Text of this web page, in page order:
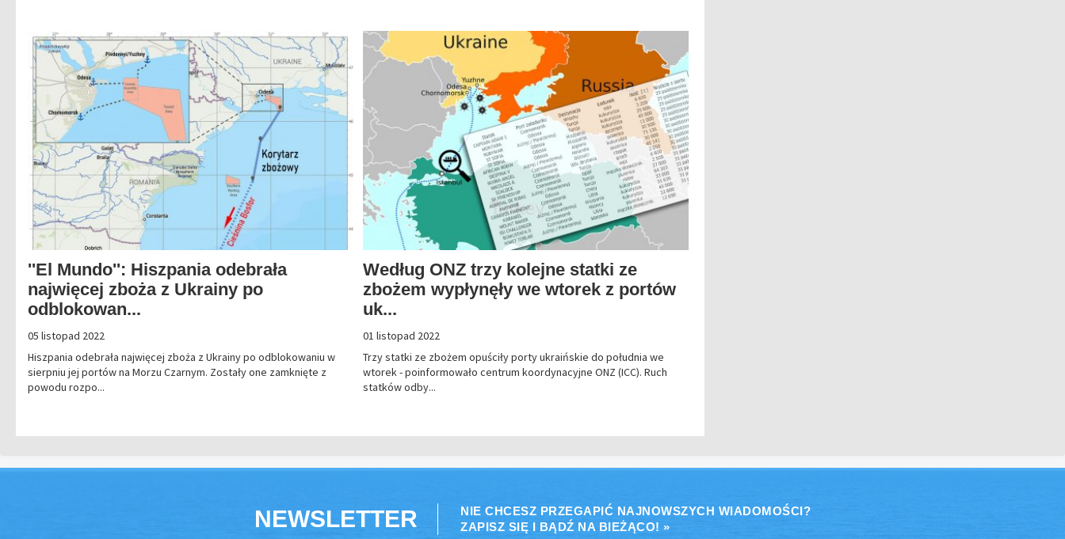
''El Mundo'': Hiszpania odebrała
najwięcej zboża z Ukrainy po
odblokowan...
05 listopad 2022
Hiszpania odebrała najwięcej zboża z Ukrainy po odblokowaniu w
sierpniu jej portów na Morzu Czarnym. Zostały one zamknięte z
powodu rozpo...
Według ONZ trzy kolejne statki ze
zbożem wypłynęły we wtorek z portów
uk...
01 listopad 2022
Trzy statki ze zbożem opuściły porty ukraińskie do południa we
wtorek - poinformowało centrum koordynacyjne ONZ (ICC). Ruch
statków odby...
NEWSLETTER
NIE CHCESZ PRZEGAPIĆ NAJNOWSZYCH WIADOMOŚCI?
ZAPISZ SIĘ I BĄDŹ NA BIEŻĄCO! »